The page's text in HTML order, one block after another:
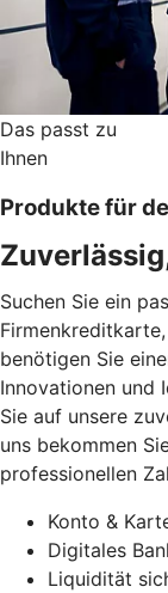
Das passt zu
Ihnen
Produkte für
Suchen Sie ein
benötigen Sie
Innovationen und
Sie auf unsere
uns bekommen
professionellen
Konto &
Digitales
Liquidität